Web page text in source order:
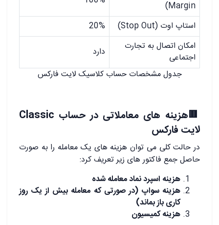
Margin)
استاپ اوت (Stop Out)
20%
امکان اتصال به تجارت
اجتماعی
دارد
جدول مشخصات حساب کلاسیک لایت فارکس
🟥
هزینه های معاملاتی در حساب Classic
لایت فارکس
در حالت کلی می توان هزینه های یک معامله را به صورت
حاصل جمع فاکتور های زیر تعریف کرد:
هزینه اسپرد نماد معامله شده
هزینه سواپ (در صورتی که معامله بیش از یک روز
کاری باز بماند)
هزینه کمیسیون